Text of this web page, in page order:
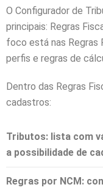
O Configurador de
principais: Regras
foco está nas Regras
perfis e regras de
Dentro das Regras
cadastros:
Tributos: lista com
a possibilidade de
Regras por NCM: